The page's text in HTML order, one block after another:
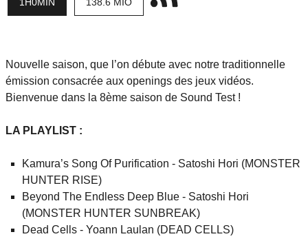
Nouvelle saison, que l’on débute avec notre traditionnelle
émission consacrée aux openings des jeux vidéos.
Bienvenue dans la 8ème saison de Sound Test !
LA PLAYLIST :
Kamura’s Song Of Purification - Satoshi Hori (MONSTER
HUNTER RISE)
Beyond The Endless Deep Blue - Satoshi Hori
(MONSTER HUNTER SUNBREAK)
Dead Cells - Yoann Laulan (DEAD CELLS)